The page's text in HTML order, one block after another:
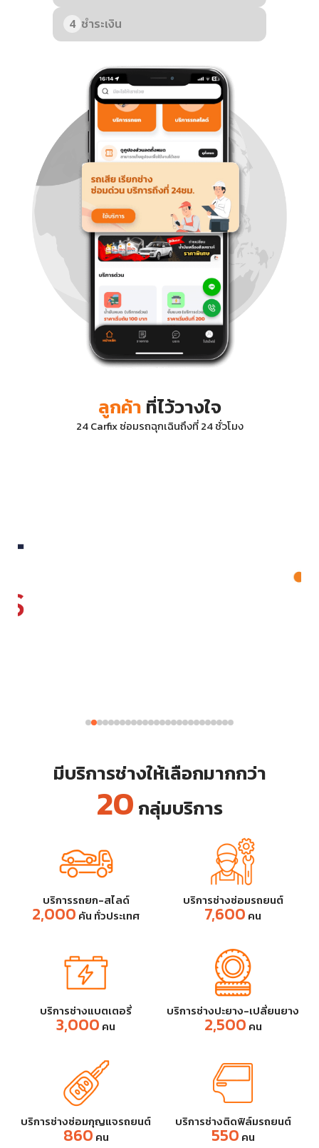
4 ชำระเงิน
ลูกค้า ที่ไว้วางใจ
24 Carfix ซ่อมรถฉุกเฉินถึงที่ 24 ชั่วโมง
มีบริการช่างให้เลือกมากกว่า
20 กลุ่มบริการ
บริการรถยก-สไลด์
2,000 คัน ทั่วประเทศ
บริการช่างซ่อมรถยนต์
7,600 คน
บริการช่างแบตเตอรี่
3,000 คน
บริการช่างปะยาง-เปลี่ยนยาง
2,500 คน
บริการช่างซ่อมกุญแจรถยนต์
860คน
บริการช่างติดฟิล์มรถยนต์
550 คน